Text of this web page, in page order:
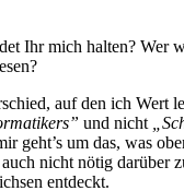
Ihr mich halten? Wer
auf den ich Wert
und nicht
geht’s um das, was
nicht nötig darüber
entdeckt.